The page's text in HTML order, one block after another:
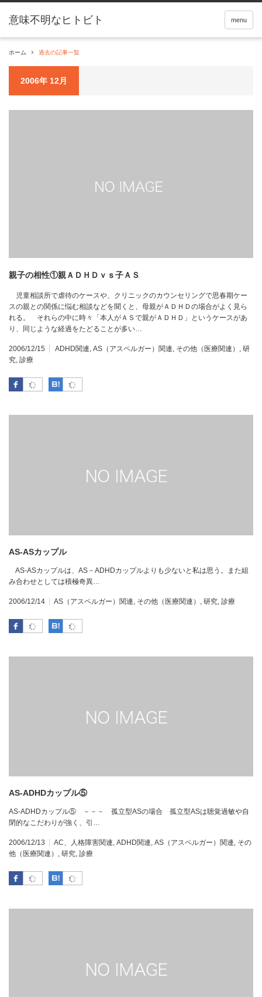
menu
ホーム 過去の記事一覧
2006年 12月
親子の相性①親ＡＤＨＤｖｓ子ＡＳ
児童相談所で虐待のケースや、クリニックのカウンセリングで思春期ケー
スの親との関係に悩む相談などを聞くと、母親がＡＤＨＤの場合がよく見ら
れる。 それらの中に時々「本人がＡＳで親がＡＤＨＤ」というケースがあ
り、同じような経過をたどることが多い…
2006/12/15 ADHD関連, AS（アスペルガー）関連, その他（医療関連） , 研
究, 診療
Facebook はてなブックマーク
AS-ASカップル
AS-ASカップルは、AS－ADHDカップルよりも少ないと私は思う。また組
み合わせとしては積極奇異…
2006/12/14 AS（アスペルガー）関連 その他（医療関連） 研究 診療
Facebook はてなブックマーク
AS-ADHDカップル⑤
AS-ADHDカップル⑤ －－－ 孤立型ASの場合 孤立型ASは聴覚過敏や自
閉的なこだわりが強く、引…
2006/12/13 AC、人格障害関連 ADHD関連 AS（アスペルガー）関連 その
他（医療関連）
研究 診療
Facebook はてなブックマーク